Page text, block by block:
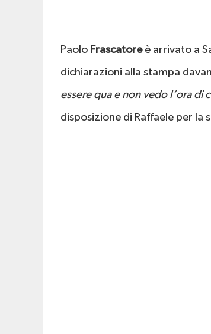
Paolo Frascatoreè arrivato a
dichiarazioni alla stampa
essere qua e non vedo l’ora di
disposizione di Raffaele per la